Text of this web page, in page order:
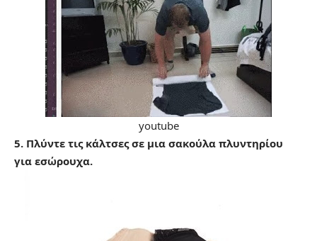
youtube
5. Πλύντε τις κάλτσες σε μια σακούλα πλυντηρίου
για εσώρουχα.